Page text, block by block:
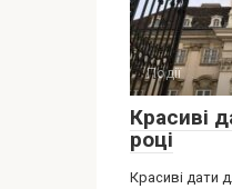
Події
Красиві
році
Красиві дати